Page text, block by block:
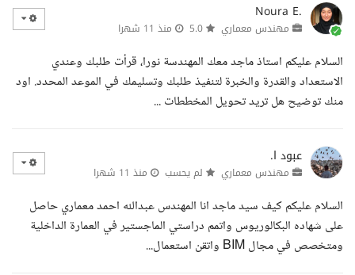
Noura E.
مهندس معماري منذ 11 شهرا
السلام عليكم استاذ ماجد معك المهندسة نورا، قرأت طلبك وعندي
الاستعداد والقدرة والخبرة لتنفيذ طلبك وتسليمك في الموعد المحدد. اود
منك توضيح هل تريد تحويل المخططات ...
عبود ا.
مهندس معماري لم يحسب منذ 11 شهرا
السلام عليكم كيف سيد ماجد انا المهندس عبدالله احمد معماري حاصل
على شهاده البكالوريوس واتمم دراستي الماجستير في العمارة الداخلية
ومتخصص في مجال BIM واتقن استعمال...